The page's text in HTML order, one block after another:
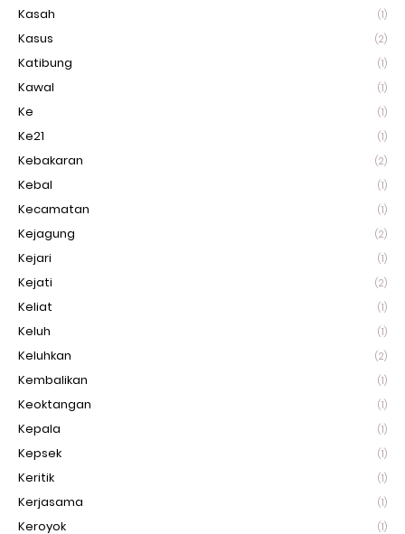
Kasah (1)
Kasus (2)
Katibung (1)
Kawal (1)
Ke (1)
Ke21 (1)
Kebakaran (2)
Kebal (1)
Kecamatan (1)
Kejagung (2)
Kejari (1)
Kejati (2)
Keliat (1)
Keluh (1)
Keluhkan (2)
Kembalikan (1)
Keoktangan (1)
Kepala (1)
Kepsek (1)
Keritik (1)
Kerjasama (1)
Keroyok (1)